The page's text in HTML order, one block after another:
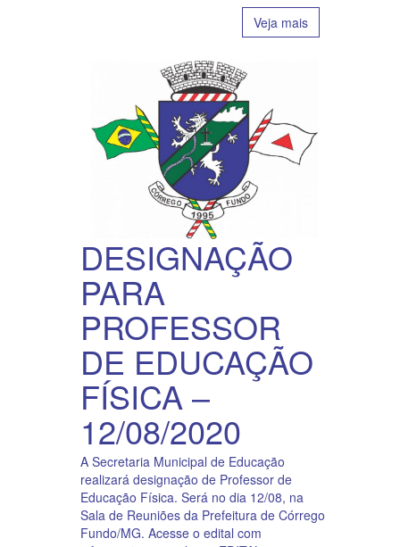
Veja mais
DESIGNAÇÃO
PARA
PROFESSOR
DE EDUCAÇÃO
FÍSICA –
12/08/2020
A Secretaria Municipal de Educação
realizará designação de Professor de
Educação Física. Será no dia 12/08, na
Sala de Reuniões da Prefeitura de Córrego
Fundo/MG. Acesse o edital com